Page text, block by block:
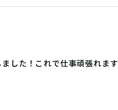
した！これで仕事頑張れま